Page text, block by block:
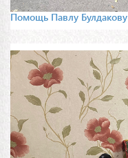
Помощь Павлу Булдакову